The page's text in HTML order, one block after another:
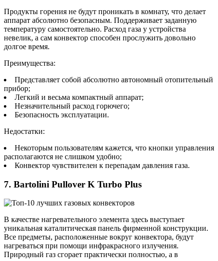
Продукты горения не будут проникать в комнату, что делает
аппарат абсолютно безопасным. Поддерживает заданную
температуру самостоятельно. Расход газа у устройства
невелик, а сам конвектор способен прослужить довольно
долгое время.
Преимущества:
Представляет собой абсолютно автономный отопительный
прибор;
Легкий и весьма компактный аппарат;
Незначительный расход горючего;
Безопасность эксплуатации.
Недостатки:
Некоторым пользователям кажется, что кнопки управления
располагаются не слишком удобно;
Конвектор чувствителен к перепадам давления газа.
7. Bartolini Pullover K Turbo Plus
В качестве нагревательного элемента здесь выступает
уникальная каталитическая панель фирменной конструкции.
Все предметы, расположенные вокруг конвектора, будут
нагреваться при помощи инфракрасного излучения.
Природный газ сгорает практически полностью, а в